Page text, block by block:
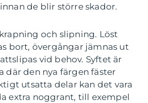
de blir större skador.
och slipning. Löst
bort, övergångar jämnas ut
vid behov. Syftet är
där den nya färgen fäster
utsatta delar kan det vara
extra noggrant, till exempel